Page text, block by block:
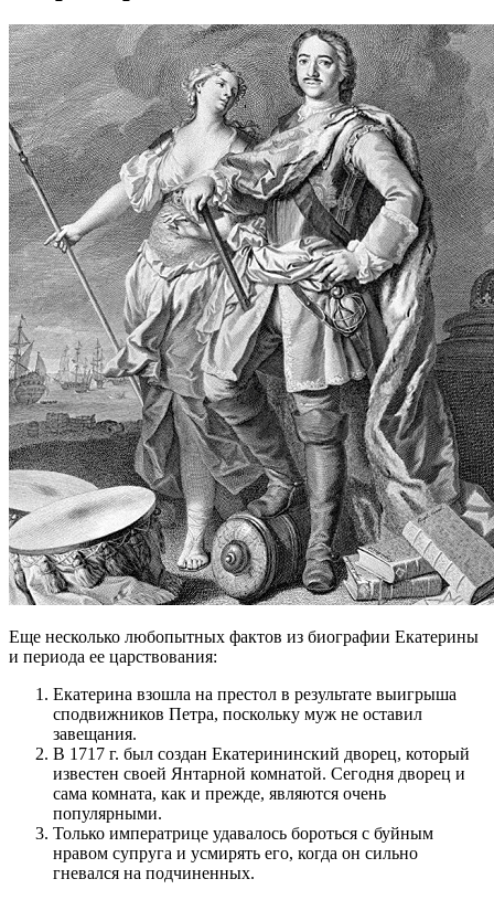
Еще несколько любопытных фактов из биографии Екатерины
и периода ее царствования:
Екатерина взошла на престол в результате выигрыша
сподвижников Петра, поскольку муж не оставил
завещания.
В 1717 г. был создан Екатерининский дворец, который
известен своей Янтарной комнатой. Сегодня дворец и
сама комната, как и прежде, являются очень
популярными.
Только императрице удавалось бороться с буйным
нравом супруга и усмирять его, когда он сильно
гневался на подчиненных.